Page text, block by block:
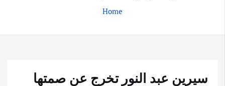
Home
سيرين عبد النور تخرج عن صمتها